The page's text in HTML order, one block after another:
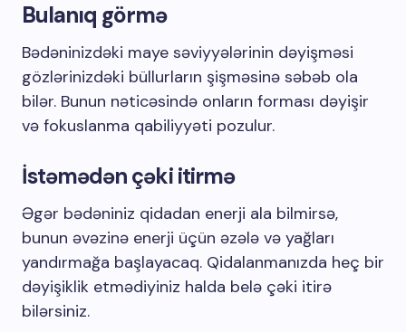
Bulanıq görmə
Bədəninizdəki maye səviyyələrinin dəyişməsi
gözlərinizdəki büllurların şişməsinə səbəb ola
bilər. Bunun nəticəsində onların forması dəyişir
və fokuslanma qabiliyyəti pozulur.
İstəmədən çəki itirmə
Əgər bədəniniz qidadan enerji ala bilmirsə,
bunun əvəzinə enerji üçün əzələ və yağları
yandırmağa başlayacaq. Qidalanmanızda heç bir
dəyişiklik etmədiyiniz halda belə çəki itirə
bilərsiniz.